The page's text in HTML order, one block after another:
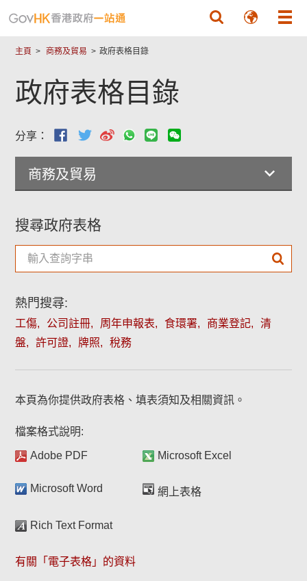
主頁 商務及貿易 政府表格目錄
政府表格目錄
分享：
商務及貿易
搜尋政府表格
熱門搜尋:
工傷 公司註冊 周年申報表 食環署 商業登記
清
盤
許可證 牌照 稅務
本頁為你提供政府表格、填表須知及相關資訊。
檔案格式說明:
Adobe PDF Microsoft Excel
Microsoft Word 網上表格
Rich Text Format
有關「電子表格」的資料